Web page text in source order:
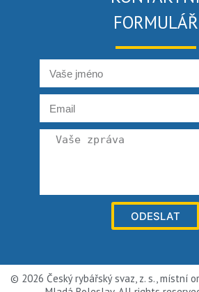
FORMULÁŘ
ODESLAT
© 2026 Český rybářský svaz, z. s., místní